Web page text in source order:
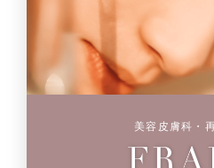
美容皮膚科・